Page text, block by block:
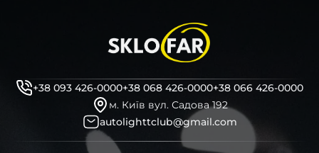
+38 093 426-0000+38 068 426-0000+38 066 426-0000
м. Київ вул. Садова 192
autolighttclub@gmail.com